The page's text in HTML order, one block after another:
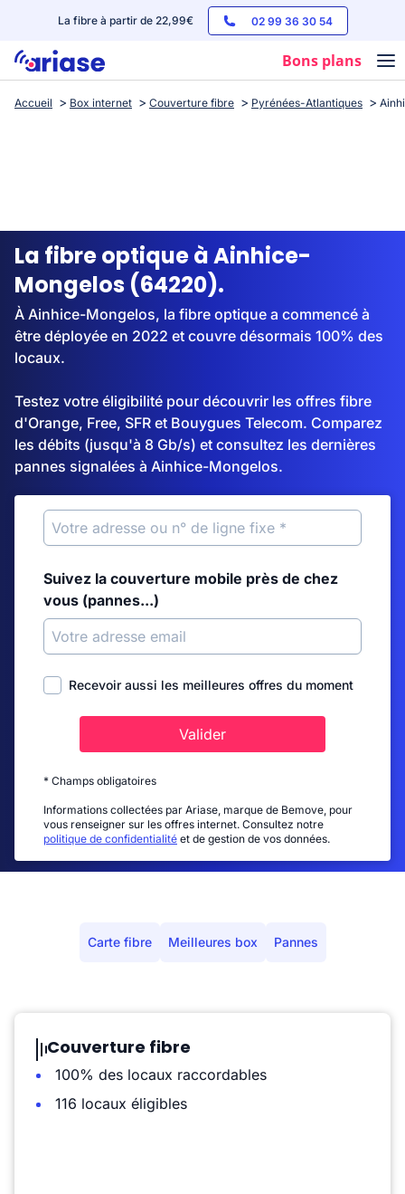
La fibre à partir de 22,99€ 02 99 36 30 54
Bons plans
Box internet
Streaming
Accueil Box internet Couverture fibre Pyrénées-Atlantiques
La fibre optique à Ainhice-
Mongelos (64220).
À Ainhice-Mongelos, la fibre optique a commencé à
être déployée en 2022 et couvre désormais 100% des
locaux.
Testez votre éligibilité pour découvrir les offres fibre
d'Orange, Free, SFR et Bouygues Telecom. Comparez
les débits (jusqu'à 8 Gb/s) et consultez les dernières
pannes signalées à Ainhice-Mongelos.
Suivez la couverture mobile près de chez
vous (pannes...)
Recevoir aussi les meilleures offres du moment
Valider
* Champs obligatoires
Informations collectées par Ariase, marque de Bemove, pour
vous renseigner sur les offres internet. Consultez notre
politique de confidentialité et de gestion de vos données.
Carte fibre Meilleures box Pannes
Couverture fibre
100% des locaux raccordables
116 locaux éligibles